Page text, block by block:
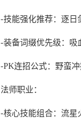
-技能强化推荐：逐日
-装备词缀优先级：吸
-PK连招公式：野蛮
法师职业：
-核心技能组合：流星